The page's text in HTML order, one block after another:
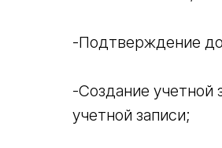
-Подтверждение
-Создание учетной
учетной записи;